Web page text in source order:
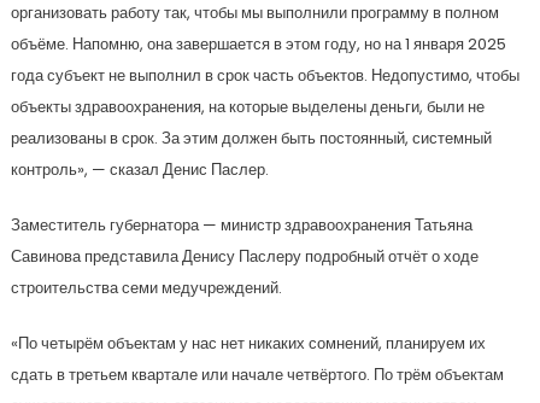
организовать работу так, чтобы мы выполнили программу в полном
объёме. Напомню, она завершается в этом году, но на 1 января 2025
года субъект не выполнил в срок часть объектов. Недопустимо, чтобы
объекты здравоохранения, на которые выделены деньги, были не
реализованы в срок. За этим должен быть постоянный, системный
контроль», — сказал Денис Паслер.
Заместитель губернатора — министр здравоохранения Татьяна
Савинова представила Денису Паслеру подробный отчёт о ходе
строительства семи медучреждений.
«По четырём объектам у нас нет никаких сомнений, планируем их
сдать в третьем квартале или начале четвёртого. По трём объектам